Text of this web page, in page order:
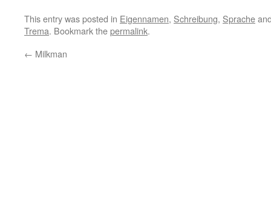
This entry was posted in Eigennamen, Schreibung, Sprache
Trema. Bookmark thepermalink.
← Milkman